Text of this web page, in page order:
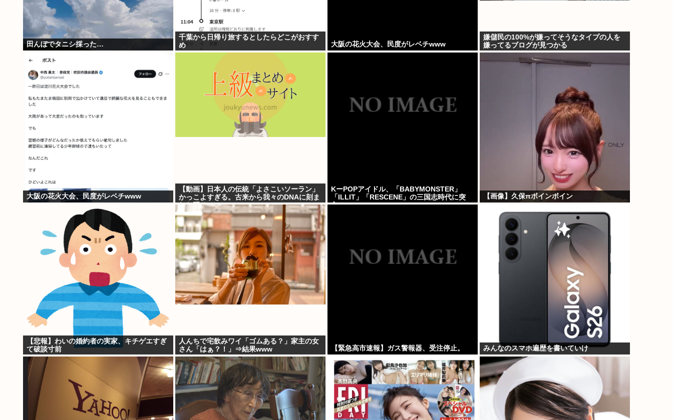
田んぼでタニシ採った…
千葉から日帰り旅するとしたらどこがおすす
め
大阪の花火大会、民度がレベチwww
嫌儲民の100%が嫌ってそうなタイプの人を
嫌ってるブログが見つかる
大阪の花火大会、民度がレベチwww
【動画】日本人の伝統「よさこいソーラン」
かっこよすぎる。古来から我々のDNAに刻ま
れた踊り
KーPOPアイドル、「BABYMONSTER」
「ILLIT」「RESCENE」の三国志時代に突
入！
【画像】久保πボインボイン
【悲報】わいの婚約者の実家、キチゲエすぎ
て破談寸前
人んちで宅飲みワイ「ゴムある？」家主の女
さん「はぁ？！」⇒結果www
【緊急高市速報】ガス警報器、受注停止。 みんなのスマホ遍歴を書いていけ